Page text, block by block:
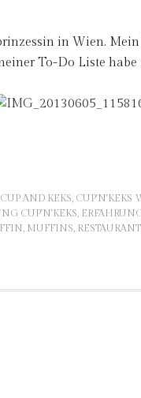
in Wien.
To-Do Liste
CUP AND KEKS, CUP'N'KEKS
CUP'N'KEKS,
, MUFFINS,